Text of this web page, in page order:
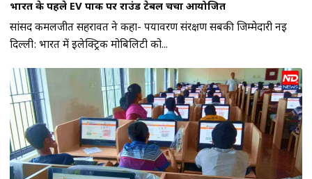
भारत के पहले EV पार्क पर राउंड टेबल चर्चा आयोजित
सांसद कमलजीत सहरावत ने कहा- पर्यावरण संरक्षण सबकी जिम्मेदारी नई
दिल्ली: भारत में इलेक्ट्रिक मोबिलिटी को...